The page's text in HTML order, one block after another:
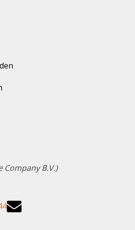
Company B.V.)